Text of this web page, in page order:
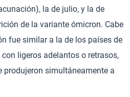
la de julio, y la de
de la variante ómicron. Cabe
fue similar a la de los países de
ligeros adelantos o retrasos,
produjeron simultáneamente a